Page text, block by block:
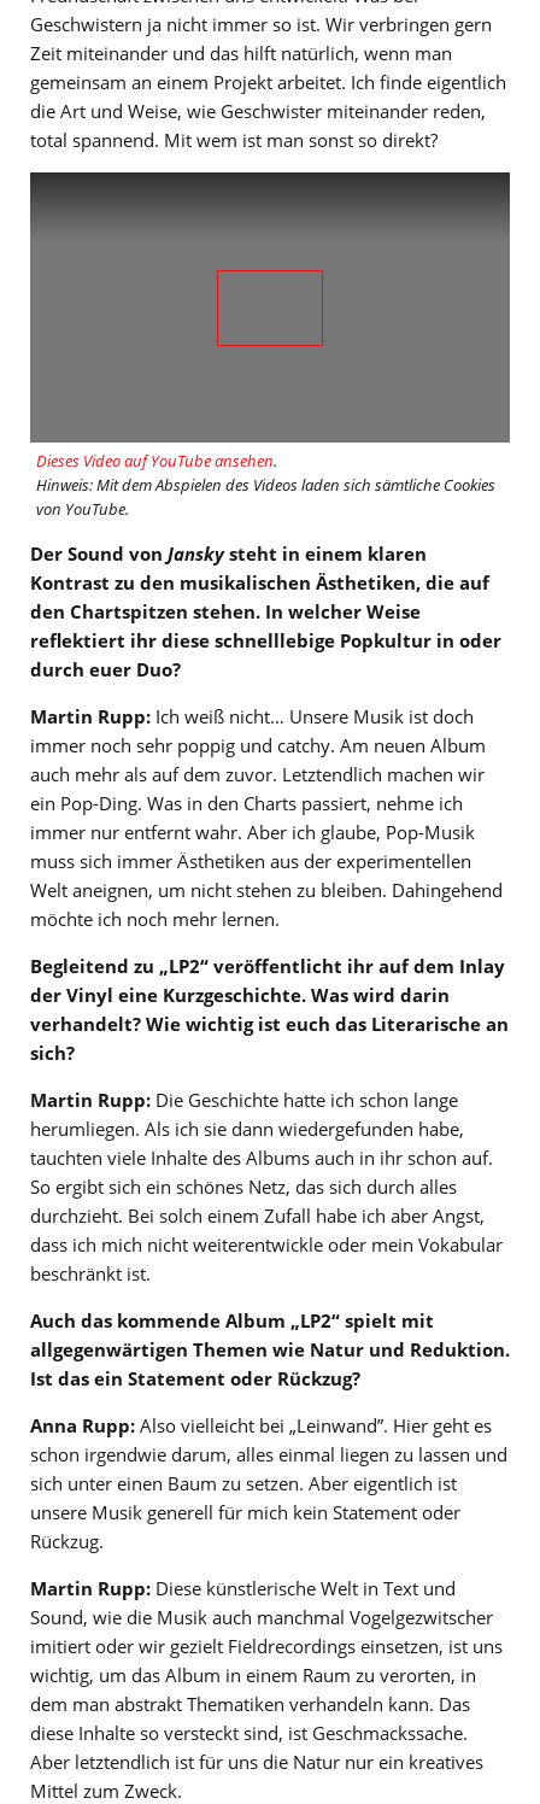
Geschwistern ja nicht immer so ist. Wir verbringen gern
Zeit miteinander und das hilft natürlich, wenn man
gemeinsam an einem Projekt arbeitet. Ich finde eigentlich
die Art und Weise, wie Geschwister miteinander reden,
total spannend. Mit wem ist man sonst so direkt?
Dieses Video auf YouTube ansehen.
Hinweis: Mit dem Abspielen des Videos laden sich sämtliche Cookies
von YouTube.
Der Sound von Janskysteht in einem klaren
Kontrast zu den musikalischen Ästhetiken, die auf
den Chartspitzen stehen. In welcher Weise
reflektiert ihr diese schnelllebige Popkultur in oder
durch euer Duo?
Martin Rupp: Ich weiß nicht… Unsere Musik ist doch
immer noch sehr poppig und catchy. Am neuen Album
auch mehr als auf dem zuvor. Letztendlich machen wir
ein Pop-Ding. Was in den Charts passiert, nehme ich
immer nur entfernt wahr. Aber ich glaube, Pop-Musik
muss sich immer Ästhetiken aus der experimentellen
Welt aneignen, um nicht stehen zu bleiben. Dahingehend
möchte ich noch mehr lernen.
Begleitend zu „LP2“ veröffentlicht ihr auf dem Inlay
der Vinyl eine Kurzgeschichte. Was wird darin
verhandelt? Wie wichtig ist euch das Literarische an
sich?
Martin Rupp: Die Geschichte hatte ich schon lange
herumliegen. Als ich sie dann wiedergefunden habe,
tauchten viele Inhalte des Albums auch in ihr schon auf.
So ergibt sich ein schönes Netz, das sich durch alles
durchzieht. Bei solch einem Zufall habe ich aber Angst,
dass ich mich nicht weiterentwickle oder mein Vokabular
beschränkt ist.
Auch das kommende Album „LP2“ spielt mit
allgegenwärtigen Themen wie Natur und Reduktion.
Ist das ein Statement oder Rückzug?
Anna Rupp: Also vielleicht bei „Leinwand”. Hier geht es
schon irgendwie darum, alles einmal liegen zu lassen und
sich unter einen Baum zu setzen. Aber eigentlich ist
unsere Musik generell für mich kein Statement oder
Rückzug.
Martin Rupp: Diese künstlerische Welt in Text und
Sound, wie die Musik auch manchmal Vogelgezwitscher
imitiert oder wir gezielt Fieldrecordings einsetzen, ist uns
wichtig, um das Album in einem Raum zu verorten, in
dem man abstrakt Thematiken verhandeln kann. Das
diese Inhalte so versteckt sind, ist Geschmackssache.
Aber letztendlich ist für uns die Natur nur ein kreatives
Mittel zum Zweck.